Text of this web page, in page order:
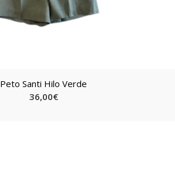
Peto Santi Hilo Verde
36,00€